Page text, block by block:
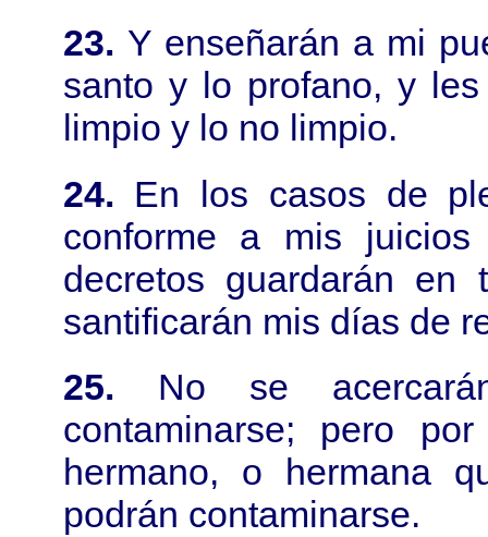
23. Y enseñarán a mi
santo y lo profano, y
limpio y lo no limpio.
24. En los casos de
conforme a mis
decretos guardarán en
santificarán mis días de
25. No se
contaminarse; pero
hermano, o hermana
podrán contaminarse.